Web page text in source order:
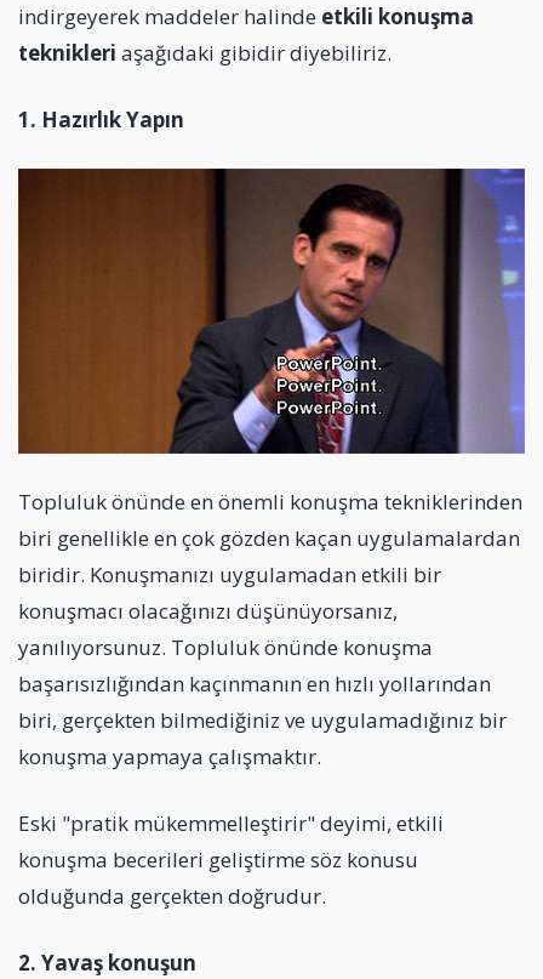
indirgeyerek maddeler halinde etkili konuşma
teknikleri aşağıdaki gibidir diyebiliriz.
1. Hazırlık Yapın
Topluluk önünde en önemli konuşma tekniklerinden
biri genellikle en çok gözden kaçan uygulamalardan
biridir. Konuşmanızı uygulamadan etkili bir
konuşmacı olacağınızı düşünüyorsanız,
yanılıyorsunuz. Topluluk önünde konuşma
başarısızlığından kaçınmanın en hızlı yollarından
biri, gerçekten bilmediğiniz ve uygulamadığınız bir
konuşma yapmaya çalışmaktır.
Eski "pratik mükemmelleştirir" deyimi, etkili
konuşma becerileri geliştirme söz konusu
olduğunda gerçekten doğrudur.
2. Yavaş konuşun